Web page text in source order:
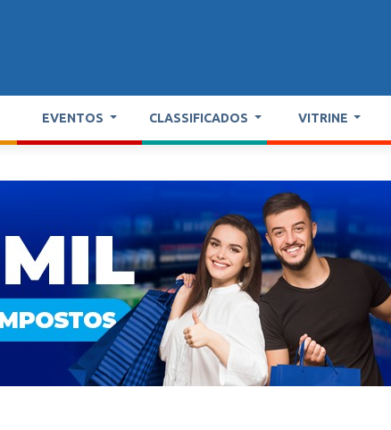
EVENTOS CLASSIFICADOS VITRINE